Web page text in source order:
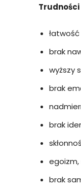
brak
wyższy
brak
brak
egoizm,
brak